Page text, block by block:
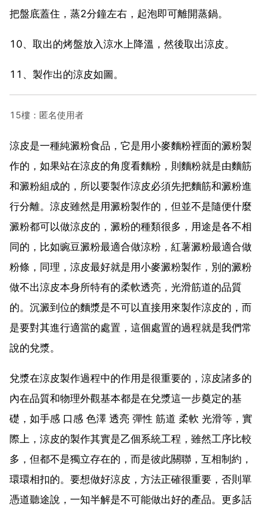
把盤底蓋住，蒸2分鐘左右，起泡即可離開蒸鍋。
10、取出的烤盤放入涼水上降溫，然後取出涼皮。
11、製作出的涼皮如圖。
15樓：匿名使用者
涼皮是一種純澱粉食品，它是用小麥麵粉裡面的澱粉製
作的，如果站在涼皮的角度看麵粉，則麵粉就是由麵筋
和澱粉組成的，所以要製作涼皮必須先把麵筋和澱粉進
行分離。涼皮雖然是用澱粉製作的，但並不是隨便什麼
澱粉都可以做涼皮的，澱粉的種類很多，用途是各不相
同的，比如豌豆澱粉最適合做涼粉，紅薯澱粉最適合做
粉條，同理，涼皮最好就是用小麥澱粉製作，別的澱粉
做不出涼皮本身所特有的柔軟透亮，光滑筋道的品質
的。沉澱到位的麵漿是不可以直接用來製作涼皮的，而
是要對其進行適當的處置，這個處置的過程就是我們常
說的兌漿。
兌漿在涼皮製作過程中的作用是很重要的，涼皮諸多的
內在品質和物理外觀基本都是在兌漿這一步奠定的基
礎，如手感 口感 色澤 透亮 彈性 筋道 柔軟 光滑等，實
際上，涼皮的製作其實是乙個系統工程，雖然工序比較
多，但都不是獨立存在的，而是彼此關聯，互相制約，
環環相扣的。要想做好涼皮，方法正確很重要，否則單
憑道聽途說，一知半解是不可能做出好的產品。更多話